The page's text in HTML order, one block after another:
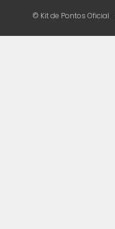
© Kit de Pontos Oficial